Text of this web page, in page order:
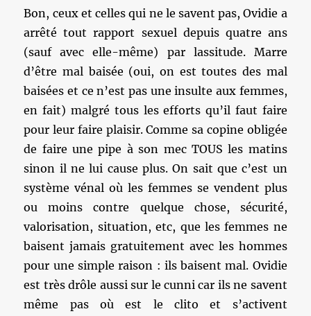
Bon, ceux et celles qui ne le savent pas, Ovidie a
arrêté tout rapport sexuel depuis quatre ans
(sauf avec elle-même) par lassitude. Marre
d’être mal baisée (oui, on est toutes des mal
baisées et ce n’est pas une insulte aux femmes,
en fait) malgré tous les efforts qu’il faut faire
pour leur faire plaisir. Comme sa copine obligée
de faire une pipe à son mec TOUS les matins
sinon il ne lui cause plus. On sait que c’est un
système vénal où les femmes se vendent plus
ou moins contre quelque chose, sécurité,
valorisation, situation, etc, que les femmes ne
baisent jamais gratuitement avec les hommes
pour une simple raison : ils baisent mal. Ovidie
est très drôle aussi sur le cunni car ils ne savent
même pas où est le clito et s’activent